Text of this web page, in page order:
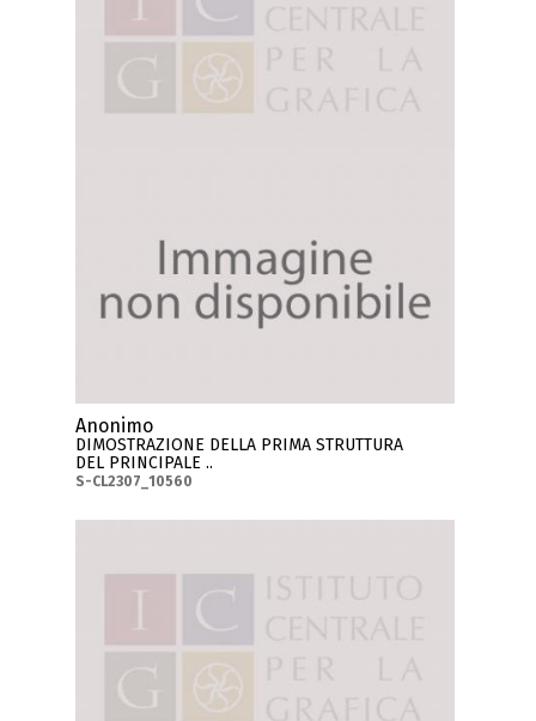
Anonimo
DIMOSTRAZIONE DELLA PRIMA STRUTTURA
DEL PRINCIPALE ..
S-CL2307_10560